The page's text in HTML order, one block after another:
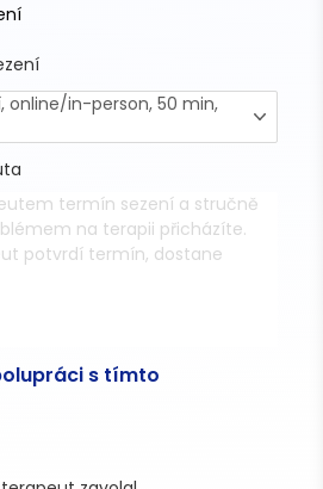
online/in-person, 50 min,
s tímto